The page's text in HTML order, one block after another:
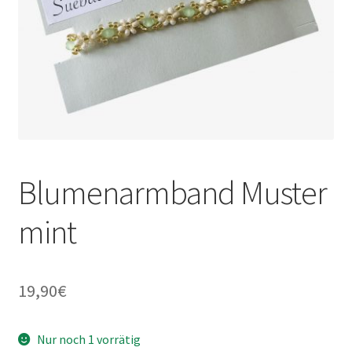
Blumenarmband Muster
mint
19,90€
Nur noch 1 vorrätig